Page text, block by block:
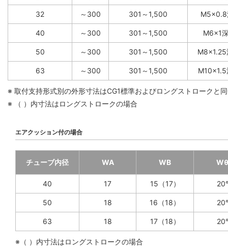
32 ～300 301～1,500
40 ～300 301～1,500 M6×1
50 ～300 301～1,500 M8×1.25
63 ～300 301～1,500 M10×1.5
※ 取付支持形式別の外形寸法はCG1標準およびロングストロークと
※ （ ）内寸法はロングストロークの場合
エアクッション付の場合
チューブ内径 WA WB Wθ
40 17 15（17） 20°
50 18 16（18） 20°
63 18 17（18） 20°
※（ ）内寸法はロングストロークの場合